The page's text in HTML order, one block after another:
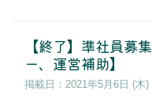
【終了】準社員募
ー、運営補助】
掲載日： 2021年5月6日 (木)